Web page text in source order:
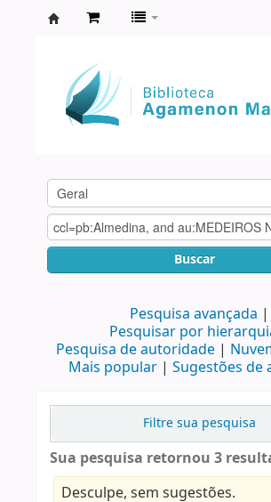
Agamenon
Magalhães
Buscar
Pesquisa avançada
Pesquisar por
Pesquisa de autoridade
Mais popular
Sugestões de
Filtre sua pesquisa
Sua pesquisa retornou 3
Desculpe, sem sugestões.